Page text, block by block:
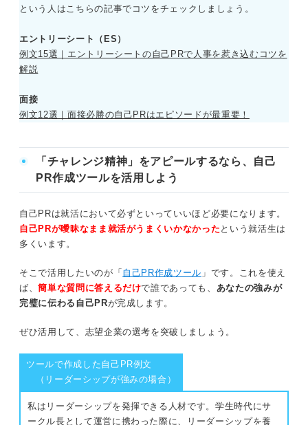
インターン（新しいことにチャレンジす
ゼミ（苦手や困難にチャレンジする）
アルバイト（苦手や困難にチャレンジす
趣味（新しいことにチャレンジする）
趣味（苦手や困難にチャレンジする）
ボランティア（新しいことにチャレンジす
ボランティア（苦手や困難にチャレンジす
る）
志望する職種別例文
という人はこちらの記事でコツをチェックしましょう。
エントリーシート（ES）
例文15選｜エントリーシートの自己PRで人事を惹き込むコツを
解説
面接
例文12選｜面接必勝の自己PRはエピソードが最重要！
「チャレンジ精神」をアピールするなら、自己
PR作成ツールを活用しよう
自己PRは就活において必ずといっていいほど必要になります。
自己PRが曖昧なまま就活がうまくいかなかった という就活生は
多くいます。
そこで活用したいのが「 自己PR作成ツール 」です。これを使え
ば、簡単な質問に答えるだけで誰であっても、 あなたの強みが
完璧に伝わる自己PRが完成します。
ぜひ活用して、志望企業の選考を突破しましょう。
ツールで作成した自己PR例文
（リーダーシップが強みの場合）
私はリーダーシップを発揮できる人材です。学生時代にサ
ークル長として運営に携わった際に、リーダーシップを養
①強みがチャレンジ精神であることを伝える
③チャレンジ精神を活かして企業にどう貢献するか伝える
チャレンジ精神をアピールするときの4つの注意点
①チャレンジ精神の種類を混在させない
②計画力がないと思われないようにする
③協調性がないと思われないようにする
④継続力がないと思われないようにする
チャレンジ精神の自己PR例文22選
部活動（新しいことにチャレンジする）
部活動（苦手や困難にチャレンジする）